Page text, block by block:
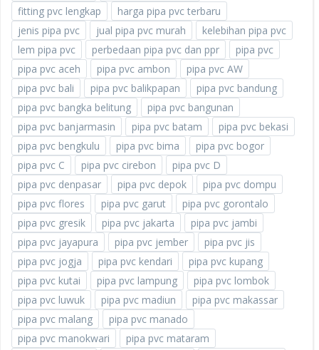
fitting pvc lengkap
harga pipa pvc terbaru
jenis pipa pvc
jual pipa pvc murah
kelebihan pipa pvc
lem pipa pvc
perbedaan pipa pvc dan ppr
pipa pvc
pipa pvc aceh
pipa pvc ambon
pipa pvc AW
pipa pvc bali
pipa pvc balikpapan
pipa pvc bandung
pipa pvc bangka belitung
pipa pvc bangunan
pipa pvc banjarmasin
pipa pvc batam
pipa pvc bekasi
pipa pvc bengkulu
pipa pvc bima
pipa pvc bogor
pipa pvc C
pipa pvc cirebon
pipa pvc D
pipa pvc denpasar
pipa pvc depok
pipa pvc dompu
pipa pvc flores
pipa pvc garut
pipa pvc gorontalo
pipa pvc gresik
pipa pvc jakarta
pipa pvc jambi
pipa pvc jayapura
pipa pvc jember
pipa pvc jis
pipa pvc jogja
pipa pvc kendari
pipa pvc kupang
pipa pvc kutai
pipa pvc lampung
pipa pvc lombok
pipa pvc luwuk
pipa pvc madiun
pipa pvc makassar
pipa pvc malang
pipa pvc manado
pipa pvc manokwari
pipa pvc mataram